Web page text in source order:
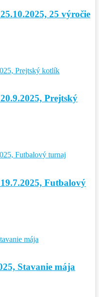
25 výročie
Prejtský
Futbalový
Stavanie mája